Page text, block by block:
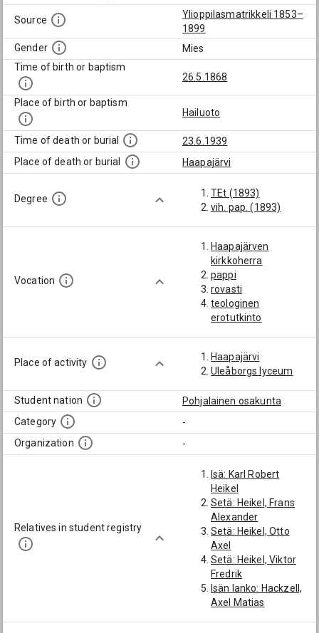
Source
Ylioppilasmatrikkeli 1853–
1899
Gender
Mies
Time of birth or baptism
26.5.1868
Place of birth or baptism
Hailuoto
Time of death or burial
23.6.1939
Place of death or burial
Haapajärvi
Degree
TEt (1893)
vih. pap. (1893)
Vocation
Haapajärven
kirkkoherra
pappi
rovasti
teologinen
erotutkinto
Place of activity
Haapajärvi
Uleåborgs lyceum
Student nation
Pohjalainen osakunta
Category
-
Organization
-
Relatives in student registry
Isä: Karl Robert
Heikel
Setä: Heikel, Frans
Alexander
Setä: Heikel, Otto
Axel
Setä: Heikel, Viktor
Fredrik
Isän lanko: Hackzell,
Axel Matias